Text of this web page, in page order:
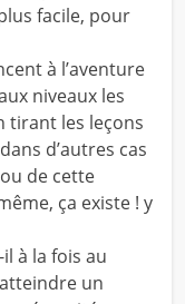
facile, pour
à l’aventure
niveaux les
tirant les leçons
d’autres cas
de cette
ça existe ! y
à la fois au
un